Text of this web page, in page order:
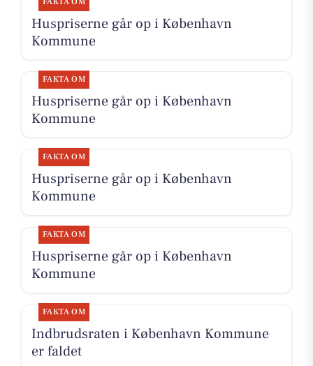
Huspriserne går op i København
Kommune
FAKTA OM
Huspriserne går op i København
Kommune
FAKTA OM
Huspriserne går op i København
Kommune
FAKTA OM
Huspriserne går op i København
Kommune
FAKTA OM
Indbrudsraten i København Kommune
er faldet